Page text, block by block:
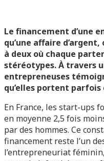
Le financement d’une
qu’une affaire
à deux où chaque
stéréotypes. À travers
entrepreneuses
qu’elles portent parfois
En France, les start-ups
en moyenne 2,5 fois
par des hommes. Ce
financement reste l’un
l’entrepreneuriat